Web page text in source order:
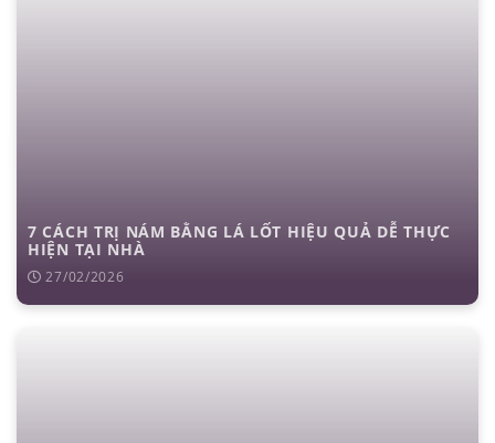
7 CÁCH TRỊ NÁM BẰNG LÁ LỐT HIỆU QUẢ DỄ THỰC
HIỆN TẠI NHÀ
27/02/2026